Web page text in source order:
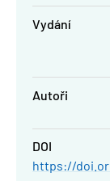
Vydání
Autoři
DOI
https://